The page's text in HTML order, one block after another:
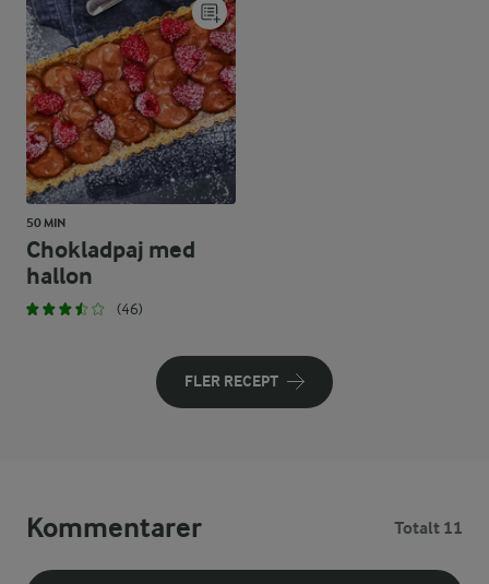
50 MIN
Chokladpaj med
hallon
(46)
FLER RECEPT
Kommentarer Totalt 11